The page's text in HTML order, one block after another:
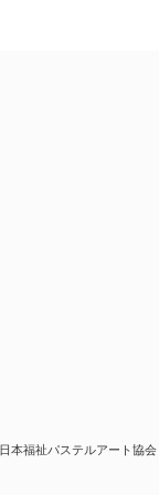
日本福祉パステルアート協会